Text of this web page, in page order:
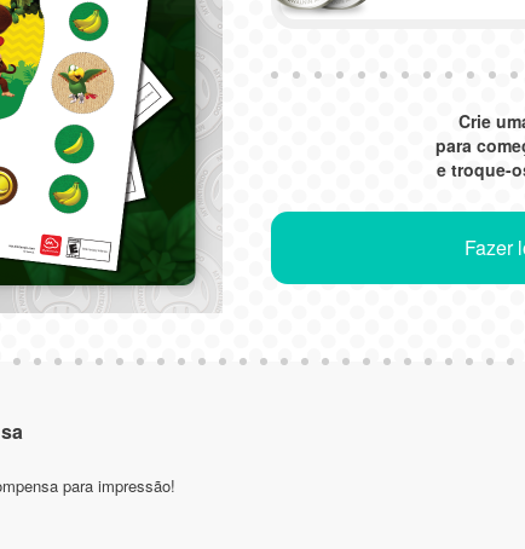
Crie
para
e troque-
Fazer
para impressão!